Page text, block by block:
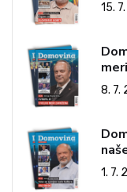
15.
8. 7.
1. 7.